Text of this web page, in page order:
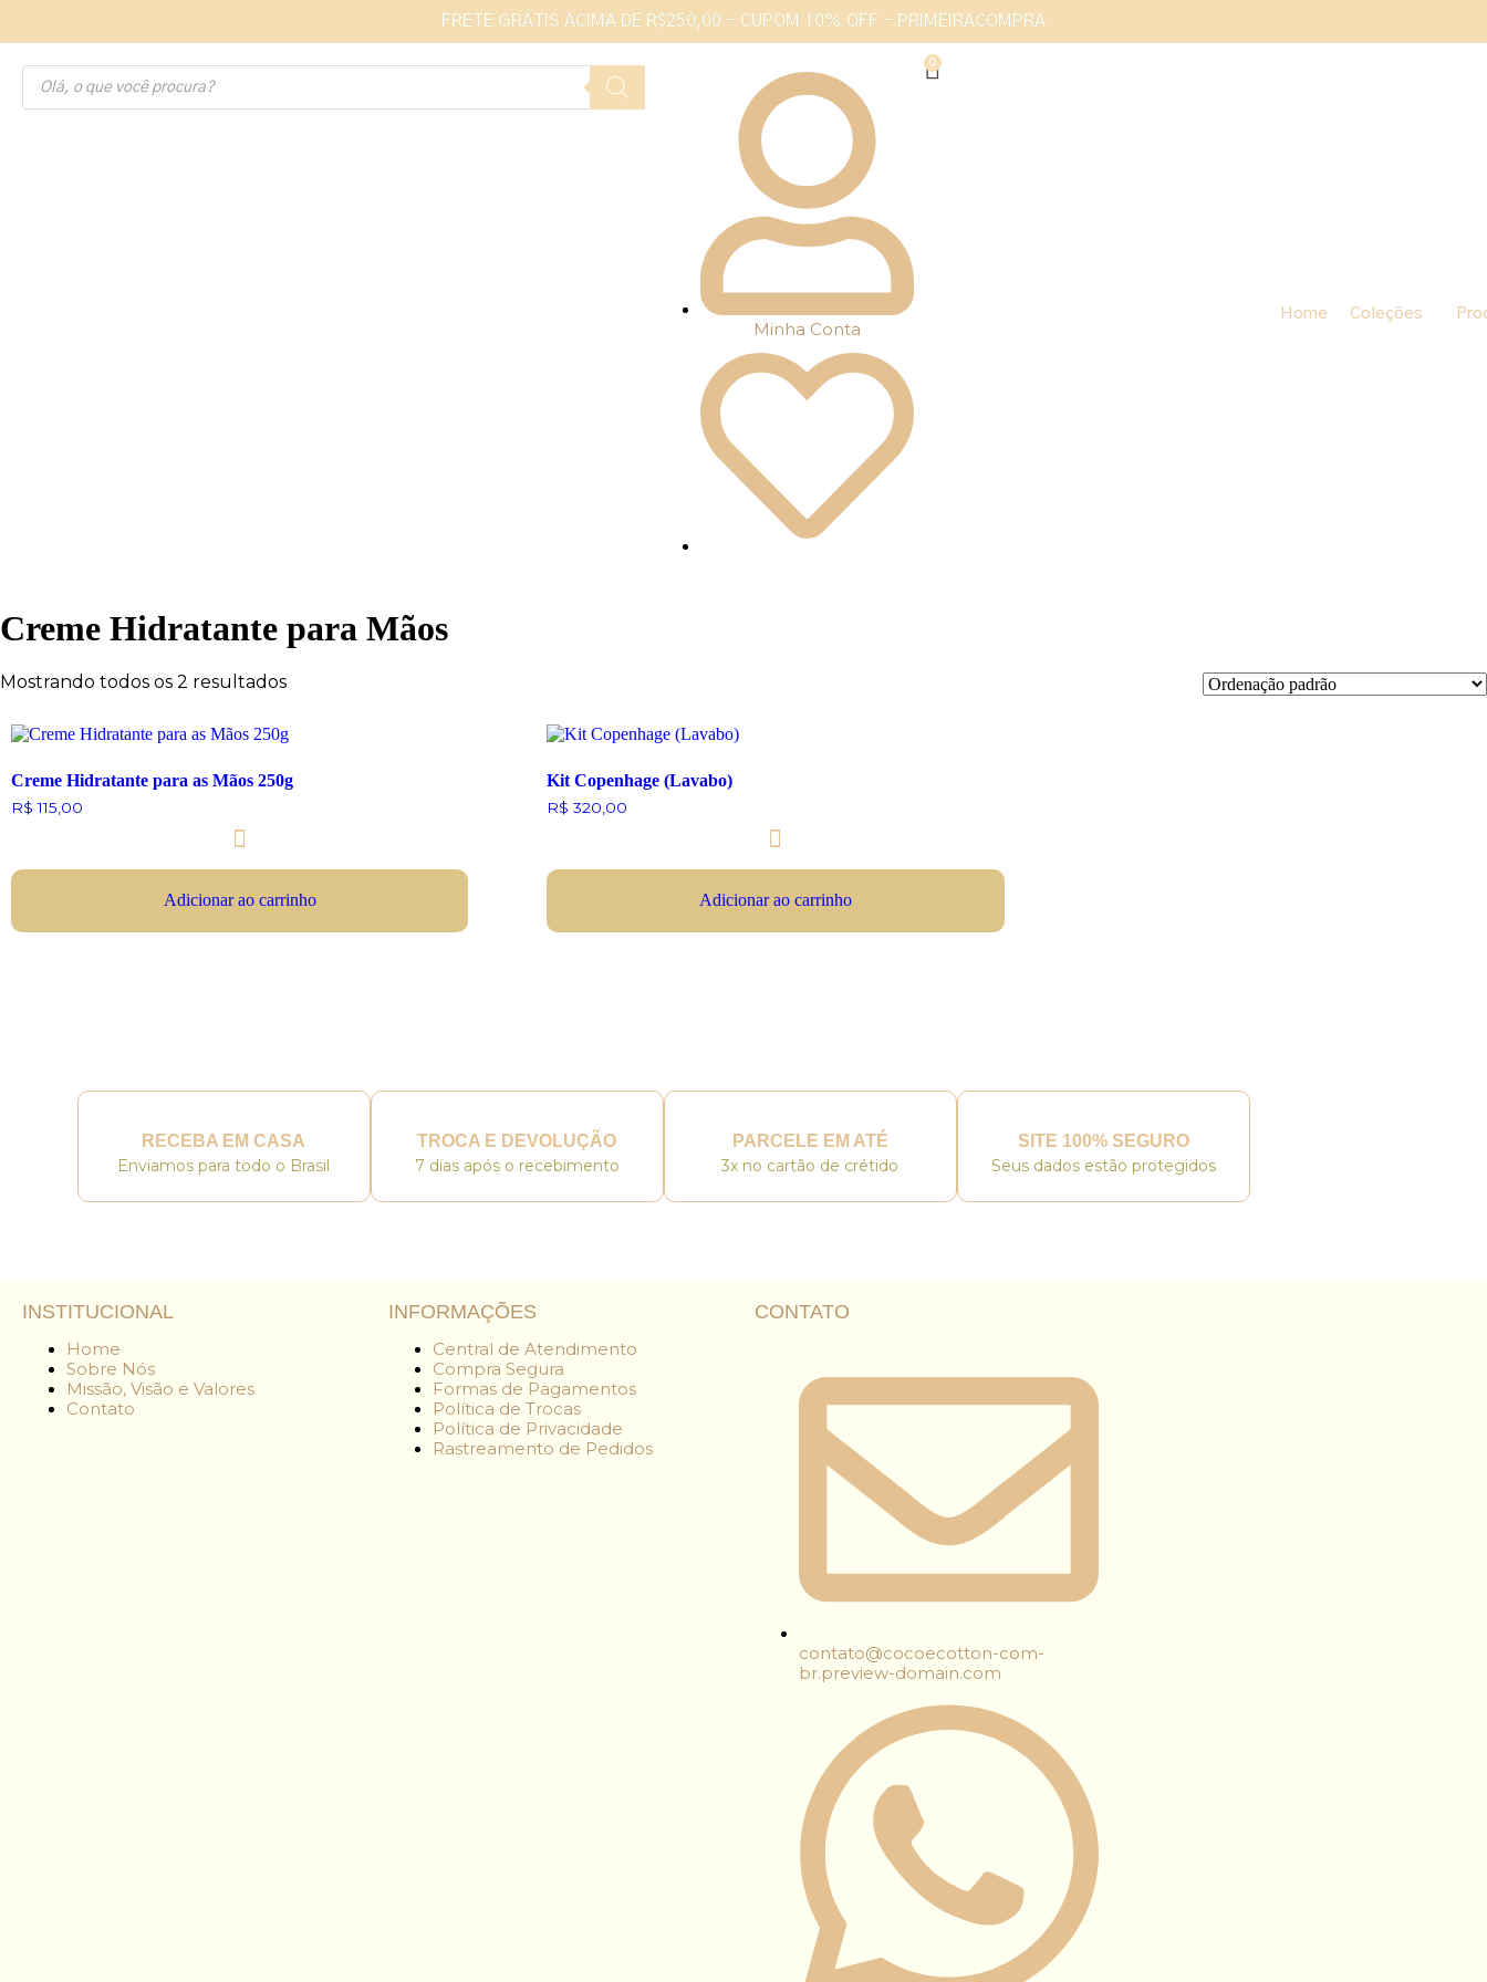
FRETE GRÁTIS ACIMA DE R$250,00 - CUPOM 10% OFF - PRIMEIRACOMPRA
Minha Conta
Home Coleções
Creme Hidratante para Mãos
Mostrando todos os 2 resultados
Creme Hidratante para as Mãos 250g
R$ 115,00
Adicionar ao carrinho
Kit Copenhage (Lavabo)
R$ 320,00
Adicionar ao carrinho
RECEBA EM CASA
Enviamos para todo o Brasil
TROCA E DEVOLUÇÃO
7 dias após o recebimento
PARCELE EM ATÉ
3x no cartão de crétido
SITE 100% SEGURO
Seus dados estão protegidos
INSTITUCIONAL
Home
Sobre Nós
Missão, Visão e Valores
Contato
INFORMAÇÕES
Central de Atendimento
Compra Segura
Formas de Pagamentos
Política de Trocas
Política de Privacidade
Rastreamento de Pedidos
CONTATO
contato@cocoecotton-com-
br.preview-domain.com